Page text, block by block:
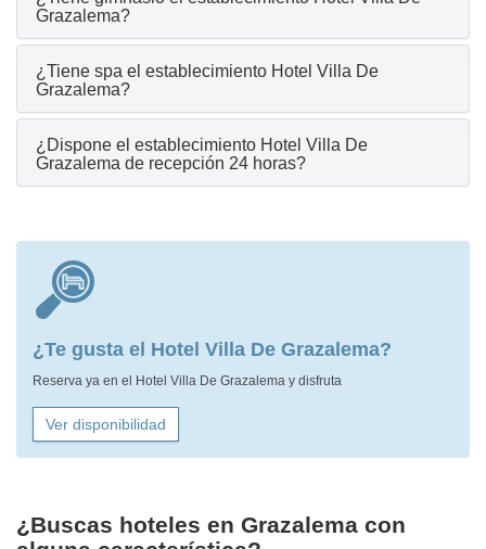
Grazalema?
¿Tiene spa el establecimiento Hotel Villa De
Grazalema?
¿Dispone el establecimiento Hotel Villa De
Grazalema de recepción 24 horas?
¿Te gusta el Hotel Villa De Grazalema?
Reserva ya en el Hotel Villa De Grazalema y disfruta
Ver disponibilidad
¿Buscas hoteles en Grazalema con